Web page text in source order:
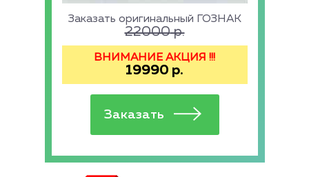
Заказать оригинальный ГОЗНАК
22000р.
ВНИМАНИЕ АКЦИЯ !!!
19990 р.